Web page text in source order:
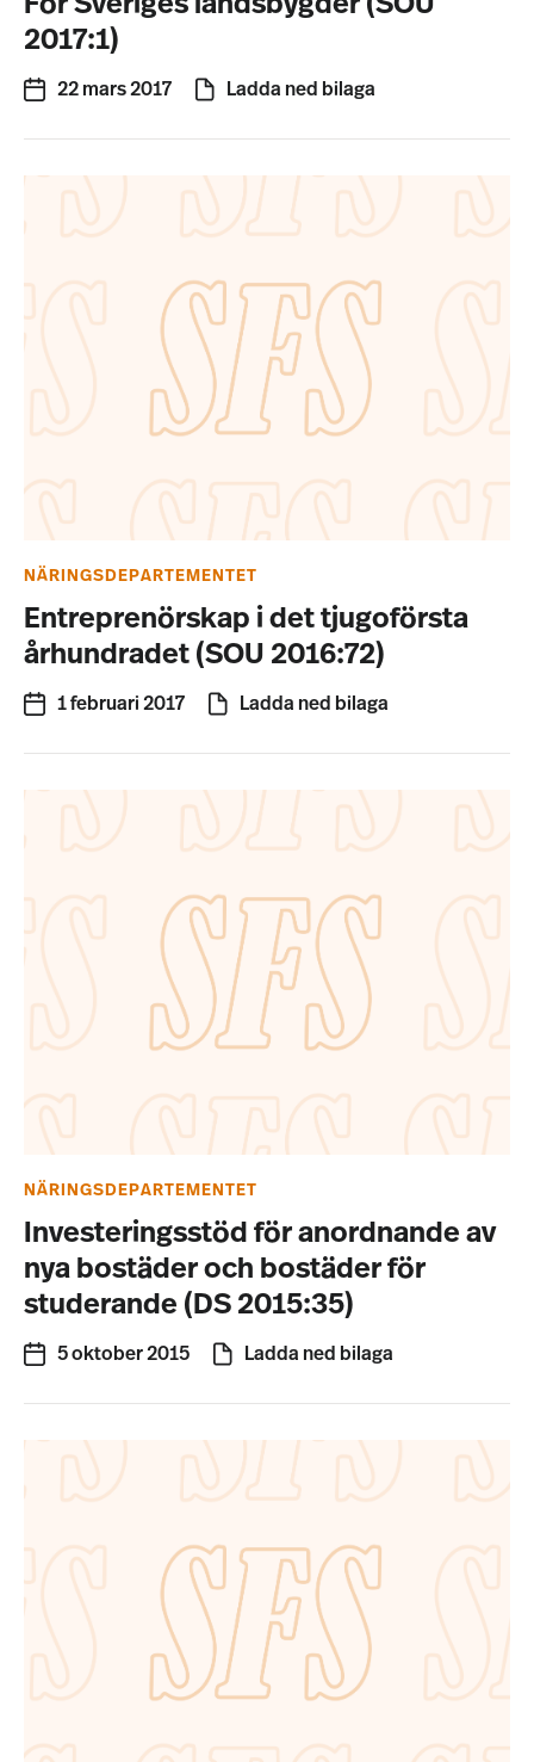
2017:1)
22 mars 2017 Ladda ned bilaga
NÄRINGSDEPARTEMENTET
Entreprenörskap i det tjugoförsta
århundradet (SOU 2016:72)
1 februari 2017 Ladda ned bilaga
NÄRINGSDEPARTEMENTET
Investeringsstöd för anordnande av
nya bostäder och bostäder för
studerande (DS 2015:35)
5 oktober 2015 Ladda ned bilaga